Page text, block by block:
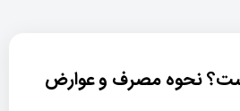
نحوه مصرف و عوارض